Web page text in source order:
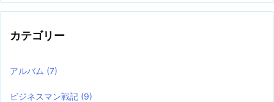
カテゴリー
アルバム (7)
ビジネスマン戦記 (9)